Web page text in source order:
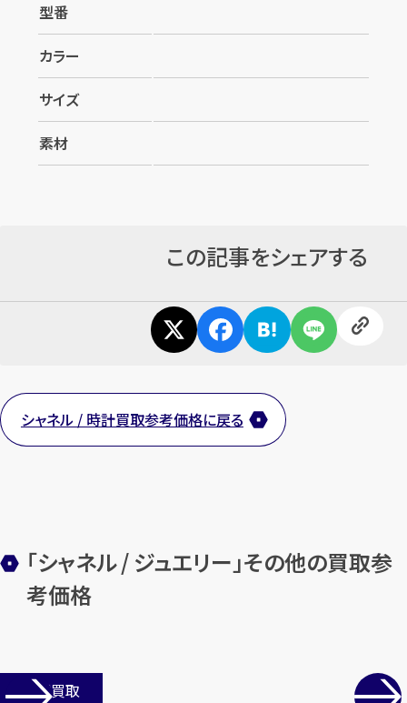
型番
カラー
サイズ
素材
この記事をシェアする
シャネル / 時計買取参考価格に戻る
「シャネル / ジュエリー」その他の買取参
考価格
店舗買取